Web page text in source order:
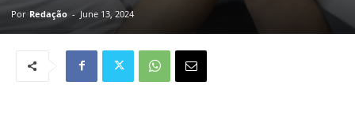
Por Redação - June 13, 2024